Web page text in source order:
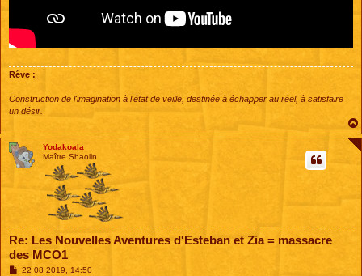
Rêve :
Construction de l'imagination à l'état de veille, destinée à échapper au réel, à satisfaire
un désir.
Yodakoala
Maître Shaolin
Re: Les Nouvelles Aventures d'Esteban et Zia = massacre
des MCO1
M22 08 2019, 14:50